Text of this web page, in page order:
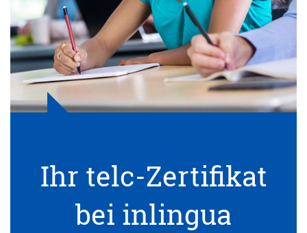
Ihr telc-Zertifikat
bei inlingua